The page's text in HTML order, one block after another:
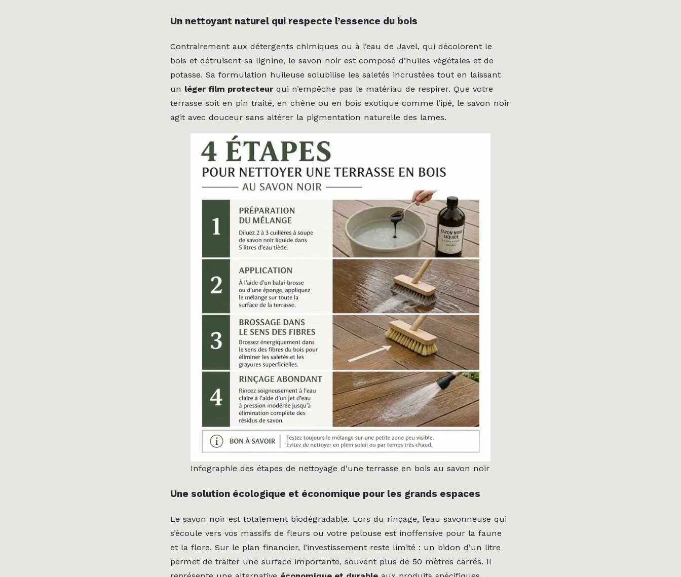
Un nettoyant naturel qui respecte l’essence du bois
Contrairement aux détergents chimiques ou à l’eau de Javel, qui décolorent le
bois et détruisent sa lignine, le savon noir est composé d’huiles végétales et de
potasse. Sa formulation huileuse solubilise les saletés incrustées tout en laissant
un léger film protecteur qui n’empêche pas le matériau de respirer. Que votre
terrasse soit en pin traité, en chêne ou en bois exotique comme l’ipé, le savon noir
agit avec douceur sans altérer la pigmentation naturelle des lames.
Infographie des étapes de nettoyage d’une terrasse en bois au savon noir
Une solution écologique et économique pour les grands espaces
Le savon noir est totalement biodégradable. Lors du rinçage, l’eau savonneuse qui
s’écoule vers vos massifs de fleurs ou votre pelouse est inoffensive pour la faune
et la flore. Sur le plan financier, l’investissement reste limité : un bidon d’un litre
permet de traiter une surface importante, souvent plus de 50 mètres carrés. Il